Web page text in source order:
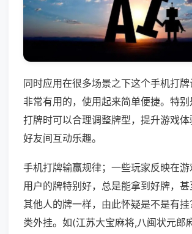
同时应用在很多场景之下这个手机打
非常有用的，使用起来简单便捷。特
打牌时可以合理调整牌型，提升游戏
好友间互动乐趣。
手机打牌输赢规律；一些玩家反映在
用户的牌特别好，总是能拿到好牌，甚
其他人的牌一样，由此怀疑是不是有
类外挂。如(江苏大宝麻将,八闽状元郎